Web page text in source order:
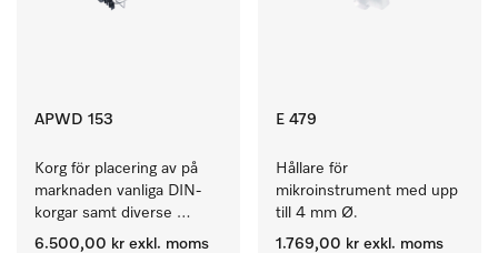
APWD 153
Korg för placering av på
marknaden vanliga DIN-
korgar samt diverse
tillbehör.
6.500,00 kr exkl. moms
E 479
Hållare för
mikroinstrument med upp
till 4 mm Ø.
1.769,00 kr exkl. moms